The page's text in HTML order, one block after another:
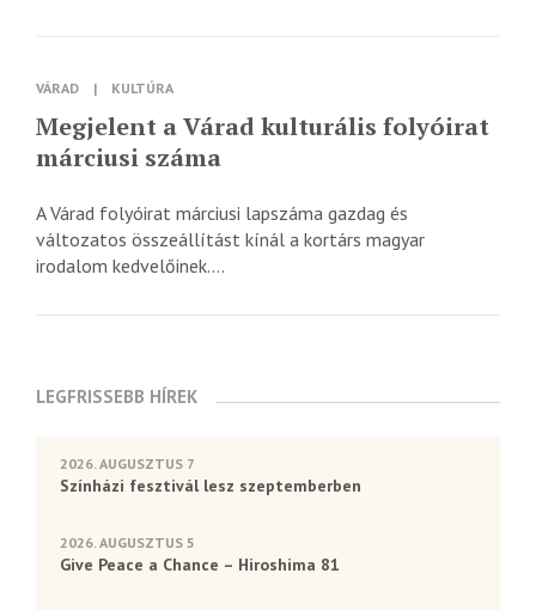
VÁRAD | KULTÚRA
Megjelent a Várad kulturális folyóirat
márciusi száma
A Várad folyóirat márciusi lapszáma gazdag és
változatos összeállítást kínál a kortárs magyar
irodalom kedvelőinek....
LEGFRISSEBB HÍREK
2026. AUGUSZTUS 7
Színházi fesztivál lesz szeptemberben
2026. AUGUSZTUS 5
Give Peace a Chance – Hiroshima 81